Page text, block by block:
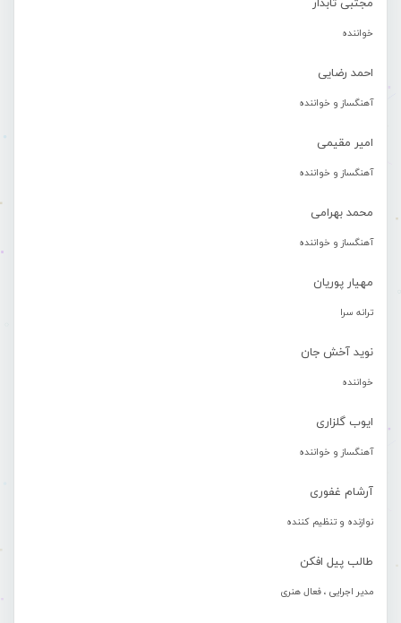
مجتبی تابدار
خواننده
احمد رضایی
آهنگساز و خواننده
امیر مقیمی
آهنگساز و خواننده
محمد بهرامی
آهنگساز و خواننده
مهیار پوریان
ترانه سرا
نوید آخش جان
خواننده
ایوب گلزاری
آهنگساز و خواننده
آرشام غفوری
نوازنده و تنظیم کننده
طالب پیل افکن
مدیر اجرایی ، فعال هنری